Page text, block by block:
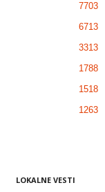
7703
6713
3313
1788
1518
1263
LOKALNE VESTI